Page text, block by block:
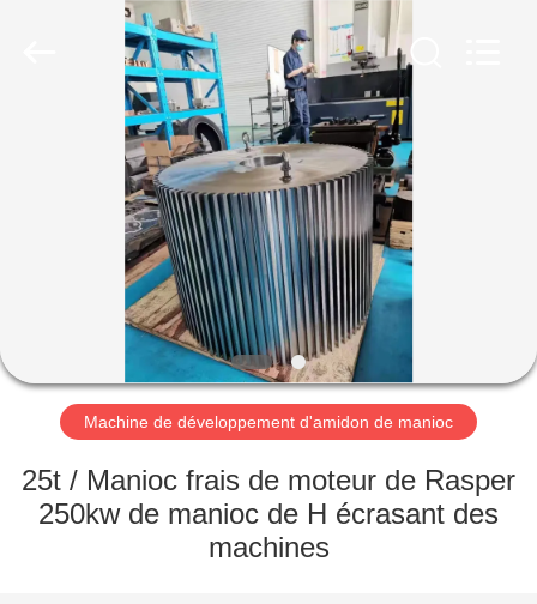
MAISON
PRODUITS
DES
USA
VISITE
D'USINE
Machine de développement d'amidon de manioc
25t / Manioc frais de moteur de Rasper
250kw de manioc de H écrasant des
machines